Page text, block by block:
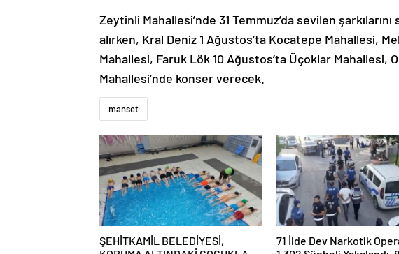
Zeytinli Mahallesi’nde 31 Temmuz’da sevilen
alırken, Kral Deniz 1 Ağustos’ta Kocatepe Mahallesi,
Mahallesi, Faruk Lök 10 Ağustos’ta Üçoklar Mahallesi,
Mahallesi’nde konser verecek.
manset
ŞEHİTKAMİL BELEDİYESİ,
71 İlde Dev Narkotik